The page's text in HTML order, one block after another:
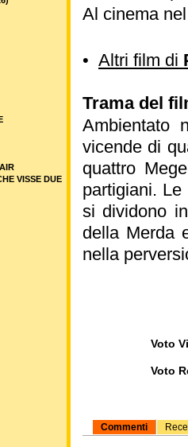
Al cinema
• Altri film di
Trama del
Ambientato
vicende di
quattro
partigiani.
si dividono
della Merda
nella
Voto
Voto
Commenti
VISSE DUE